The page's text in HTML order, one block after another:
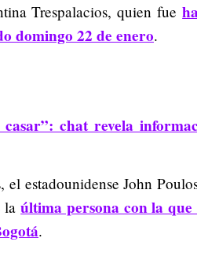
Trespalacios, quien fue
domingo 22 de enero.
chat revela
estadounidense John
laúltima persona con la
.